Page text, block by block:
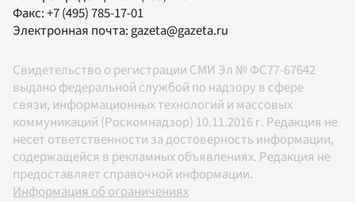
Факс:+7 (495) 785-17-01
Электронная почта: gazeta@gazeta.ru
Свидетельство о регистрации СМИ Эл № ФС77-67642
выдано федеральной службой по надзору в сфере
связи, информационных технологий и массовых
коммуникаций (Роскомнадзор) 10.11.2016 г. Редакция не
несет ответственности за достоверность информации,
содержащейся в рекламных объявлениях. Редакция не
предоставляет справочной информации.
Информация об ограничениях